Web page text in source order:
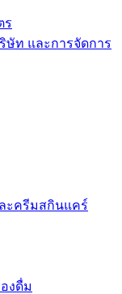
ร
ษัท และการจัดการ
ะครีมสกินแคร์
งดื่ม